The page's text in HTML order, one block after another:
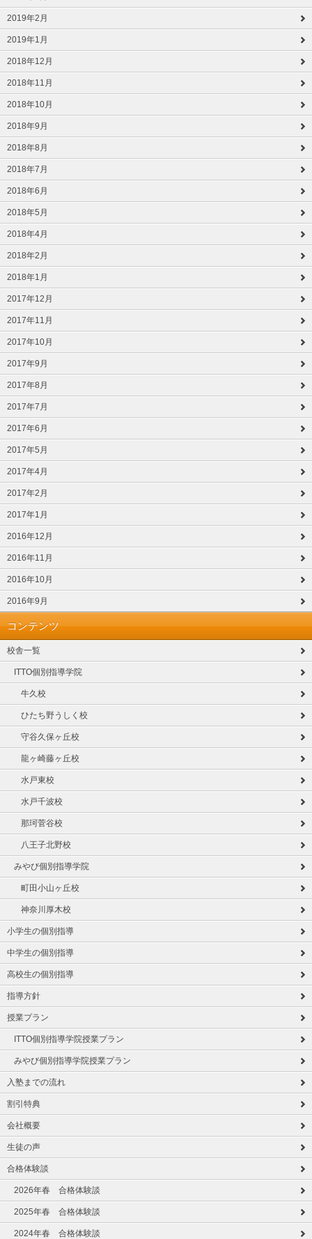
2019年2月
2019年1月
2018年12月
2018年11月
2018年10月
2018年9月
2018年8月
2018年7月
2018年6月
2018年5月
2018年4月
2018年2月
2018年1月
2017年12月
2017年11月
2017年10月
2017年9月
2017年8月
2017年7月
2017年6月
2017年5月
2017年4月
2017年2月
2017年1月
2016年12月
2016年11月
2016年10月
2016年9月
コンテンツ
校舎一覧
ITTO個別指導学院
牛久校
ひたち野うしく校
守谷久保ヶ丘校
龍ヶ崎藤ヶ丘校
水戸東校
水戸千波校
那珂菅谷校
八王子北野校
みやび個別指導学院
町田小山ヶ丘校
神奈川厚木校
小学生の個別指導
中学生の個別指導
高校生の個別指導
指導方針
授業プラン
ITTO個別指導学院授業プラン
みやび個別指導学院授業プラン
入塾までの流れ
割引特典
会社概要
生徒の声
合格体験談
2026年春 合格体験談
2025年春 合格体験談
2024年春 合格体験談